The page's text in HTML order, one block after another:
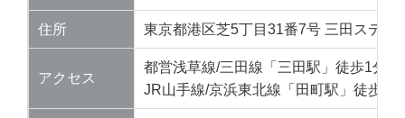
住所 東京都港区芝5丁目31番7号 三田ステー
アクセス
都営浅草線/三田線「三田駅」徒歩1分
JR山手線/京浜東北線「田町駅」徒歩1分